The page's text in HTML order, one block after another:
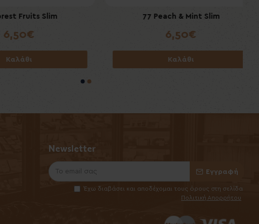
Sumatra 5's
PDR A Flores 1975 Gran Reserva
Καλάθι
Fruits Slim 77 Peach & Mint Slim
6,50€
Καλάθι
Newsletter
Εγγραφή
Έχω διαβάσει και αποδέχομαι τους όρους στη σελίδα
Πολιτική Απορρήτου